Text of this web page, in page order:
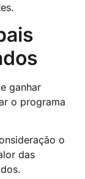
ganhar
o programa
o
das